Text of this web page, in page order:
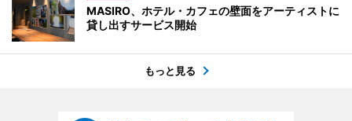
MASIRO、ホテル・カフェの壁面をアーティストに
貸し出すサービス開始
もっと見る